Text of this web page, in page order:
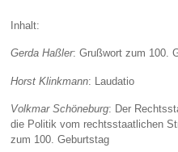
Inhalt:
Gerda Haßler: Grußwort zum 100.
Horst Klinkmann: Laudatio
Volkmar Schöneburg: Der
die Politik vom rechtsstaatlichen
zum 100. Geburtstag